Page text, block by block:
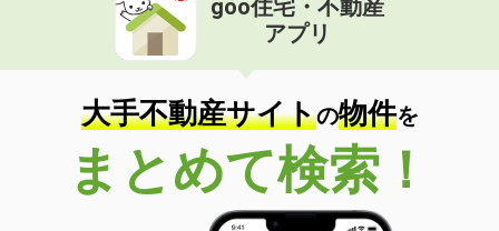
goo住宅・不動産
アプリ
大手不動産サイトの物件を
まとめて検索！